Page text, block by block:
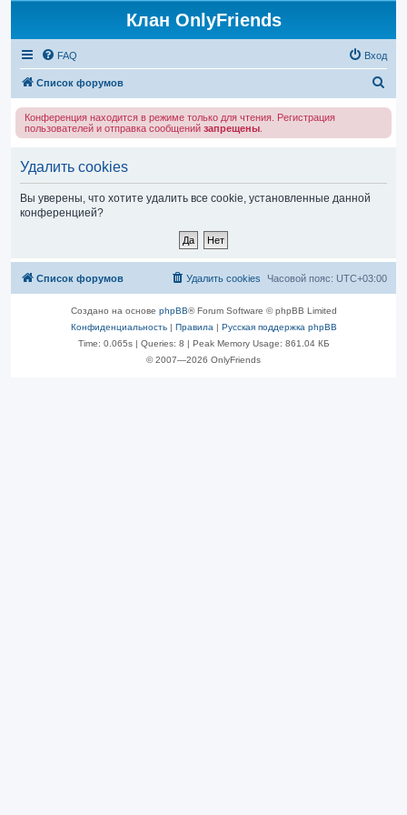
Клан OnlyFriends
FAQ Вход
Список форумов
Конференция находится в режиме только для чтения. Регистрация
пользователей и отправка сообщений запрещены
Удалить cookies
Вы уверены, что хотите удалить все cookie, установленные данной
конференцией?
Список форумов Часовой пояс: UTC+03:00
Удалить cookies
Создано на основе phpBB® Forum Software © phpBB Limited
Конфиденциальность| Правила | Русская поддержка phpBB
Time: 0.065s| Queries: 8 | Peak Memory Usage: 861.04 КБ
© 2007—2026 OnlyFriends